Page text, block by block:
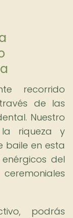
recorrido
de las
Nuestro
riqueza y
baile en esta
del
podrás